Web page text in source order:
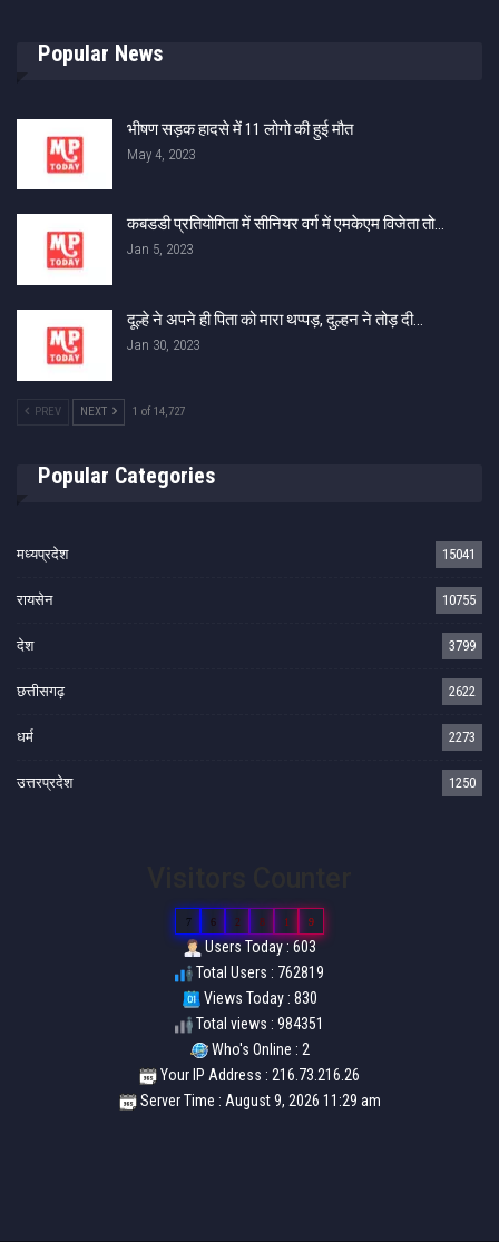
Popular News
भीषण सड़क हादसे में 11 लोगो की हुई मौत
May 4, 2023
कबडडी प्रतियोगिता में सीनियर वर्ग में एमकेएम विजेता तो…
Jan 5, 2023
दूल्हे ने अपने ही पिता को मारा थप्पड़, दुल्हन ने तोड़ दी…
Jan 30, 2023
PREV NEXT 1 of 14,727
Popular Categories
मध्यप्रदेश 15041
रायसेन 10755
देश 3799
छत्तीसगढ़ 2622
धर्म 2273
उत्तरप्रदेश 1250
7 6 2 8 1 9
Users Today : 603
Total Users : 762819
Views Today : 830
Total views : 984351
Who's Online : 2
Your IP Address : 216.73.216.26
Server Time : August 9, 2026 11:29 am